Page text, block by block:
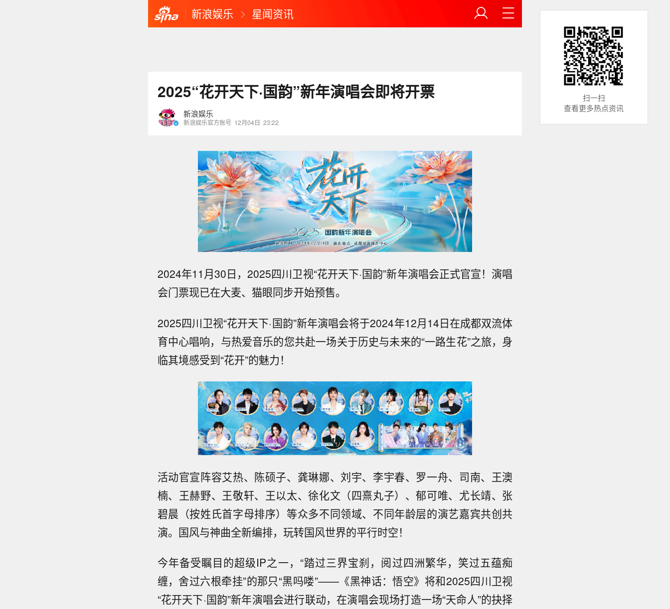
新浪娱乐 星闻资讯
2025“花开天下·国韵”新年演唱会即将开票
新浪娱乐
新浪娱乐官方账号 12月04日 23:22
2024年11月30日，2025四川卫视“花开天下·国韵”新年演唱会正式官宣！演唱
会门票现已在大麦、猫眼同步开始预售。
2025四川卫视“花开天下·国韵”新年演唱会将于2024年12月14日在成都双流体
育中心唱响，与热爱音乐的您共赴一场关于历史与未来的“一路生花”之旅，身
临其境感受到“花开”的魅力！
活动官宣阵容艾热、陈硕子、龚琳娜、刘宇、李宇春、罗一舟、司南、王澳
楠、王赫野、王敬轩、王以太、徐化文（四熹丸子）、郁可唯、尤长靖、张
碧晨（按姓氏首字母排序）等众多不同领域、不同年龄层的演艺嘉宾共创共
演。国风与神曲全新编排，玩转国风世界的平行时空！
今年备受瞩目的超级IP之一，“踏过三界宝刹，阅过四洲繁华，笑过五蕴痴
缠，舍过六根牵挂”的那只“黑吗喽”——《黑神话：悟空》将和2025四川卫视
“花开天下·国韵”新年演唱会进行联动，在演唱会现场打造一场“天命人”的抉择
扫一扫
查看更多热点资讯